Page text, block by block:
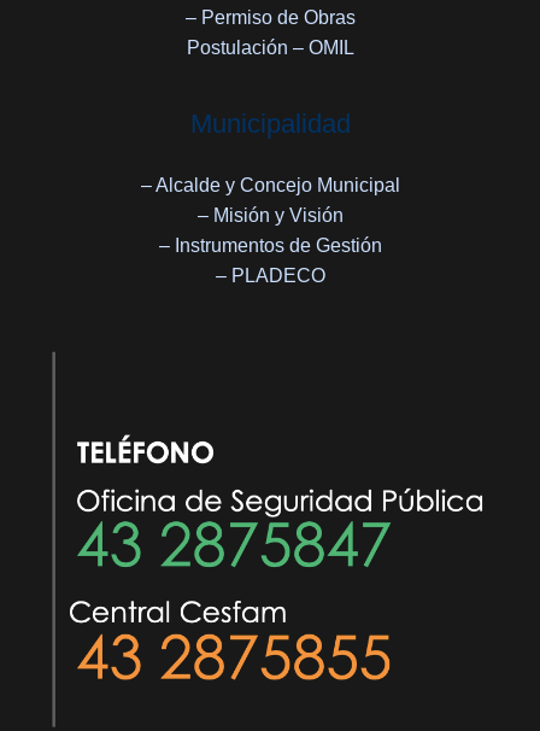
– Permiso de Obras
Postulación – OMIL
Municipalidad
– Alcalde y Concejo Municipal
– Misión y Visión
– Instrumentos de Gestión
– PLADECO